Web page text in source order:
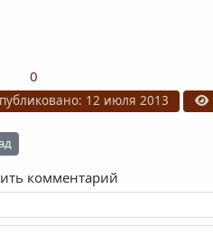
0
о материале
12 июля 2013
Улица Горького
комментарий